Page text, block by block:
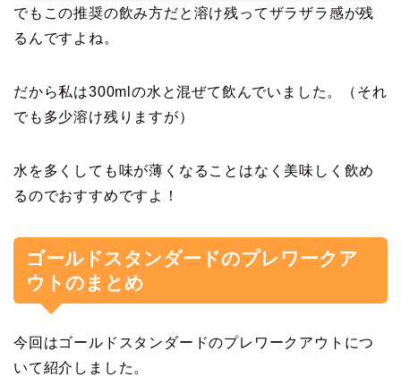
でもこの推奨の飲み方だと溶け残ってザラザラ感が残
るんですよね。
だから私は300mlの水と混ぜて飲んでいました。（それ
でも多少溶け残りますが）
水を多くしても味が薄くなることはなく美味しく飲め
るのでおすすめですよ！
ゴールドスタンダードのプレワークア
ウトのまとめ
今回はゴールドスタンダードのプレワークアウトにつ
いて紹介しました。